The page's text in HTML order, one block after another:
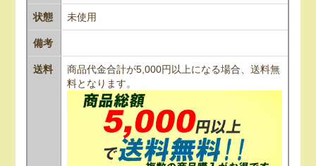
状態 未使用
備考
送料
商品代金合計が5,000円以上になる場合、送料無
料となります。